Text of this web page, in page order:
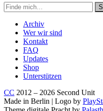
Suche
in
https://secondunit-
podcast.de/
Archiv
Wer wir sind
Kontakt
FAQ
Updates
Shop
Unterstützen
CC 2012 – 2026 Second Unit
Made in Berlin | Logo by